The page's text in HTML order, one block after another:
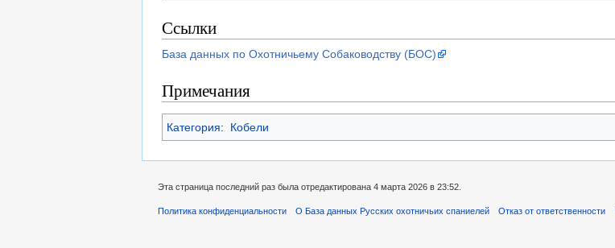
Ссылки
База данных по Охотничьему Собаководству (БОС)
Примечания
Категория: Кобели
Эта страница последний раз была отредактирована 4 марта 2026 в 23:52.
Политика конфиденциальности О База данных Русских охотничьих спаниелей Отказ от ответственности